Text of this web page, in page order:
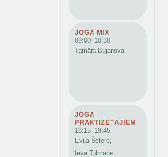
JOGA MIX
09:00 -10:30
Tamāra Bujanova
JOGA
PRAKTIZĒTĀJIEM
18:15 -19:45
Evija Šefere,
Ieva Tolmane